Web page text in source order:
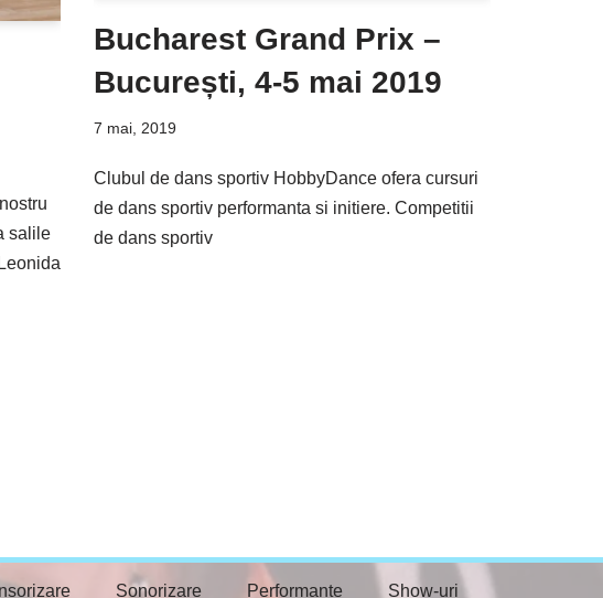
salile
Bucharest Grand Prix –
București, 4-5 mai 2019
7 mai, 2019
Clubul de dans sportiv HobbyDance ofera cursuri
de dans sportiv performanta si initiere. Competitii
de dans sportiv
Sonorizare Performante
Show-uri